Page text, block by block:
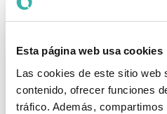
Esta página web usa cookies
Las cookies de este sitio web
contenido, ofrecer funciones
tráfico. Además,